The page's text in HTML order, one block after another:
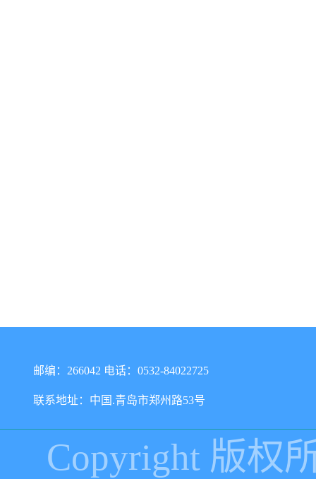
邮编：266042 电话：0532-84022725
联系地址：中国.青岛市郑州路53号
Copyright 版权